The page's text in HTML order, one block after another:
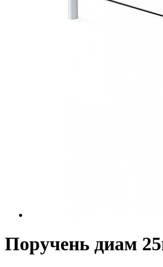
Поручень диам